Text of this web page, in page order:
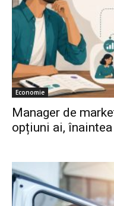
Economie
Manager de
opțiuni ai,